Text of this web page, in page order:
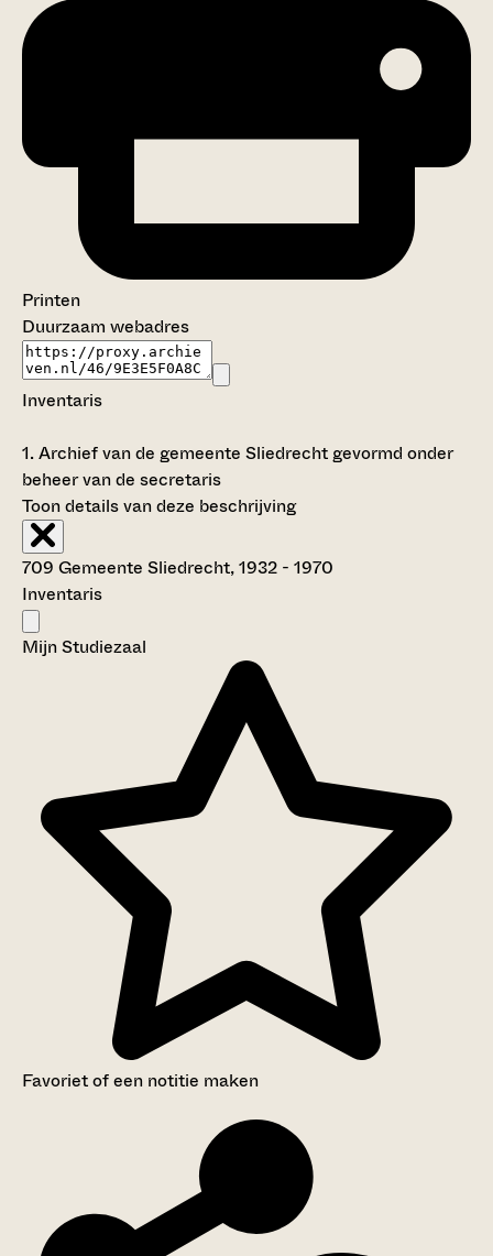
Printen
Duurzaam webadres
Inventaris
1.Archief van de gemeente Sliedrecht gevormd onder
beheer van de secretaris
Toon details van deze beschrijving
709 Gemeente Sliedrecht, 1932 - 1970
Inventaris
Mijn Studiezaal
Favoriet of een notitie maken